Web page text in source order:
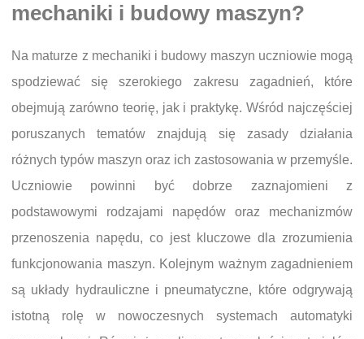
mechaniki i budowy maszyn?
Na maturze z mechaniki i budowy maszyn uczniowie mogą
spodziewać się szerokiego zakresu zagadnień, które
obejmują zarówno teorię, jak i praktykę. Wśród najczęściej
poruszanych tematów znajdują się zasady działania
różnych typów maszyn oraz ich zastosowania w przemyśle.
Uczniowie powinni być dobrze zaznajomieni z
podstawowymi rodzajami napędów oraz mechanizmów
przenoszenia napędu, co jest kluczowe dla zrozumienia
funkcjonowania maszyn. Kolejnym ważnym zagadnieniem
są układy hydrauliczne i pneumatyczne, które odgrywają
istotną rolę w nowoczesnych systemach automatyki